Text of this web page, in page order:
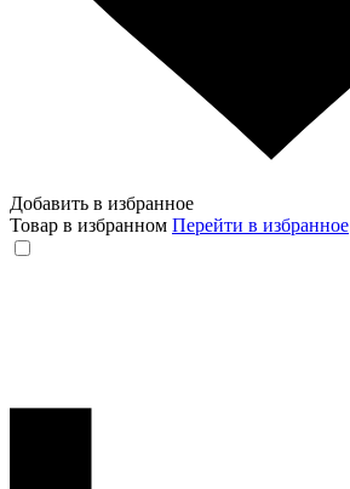
Добавить в избранное
Товар в избранном Перейти в избранное